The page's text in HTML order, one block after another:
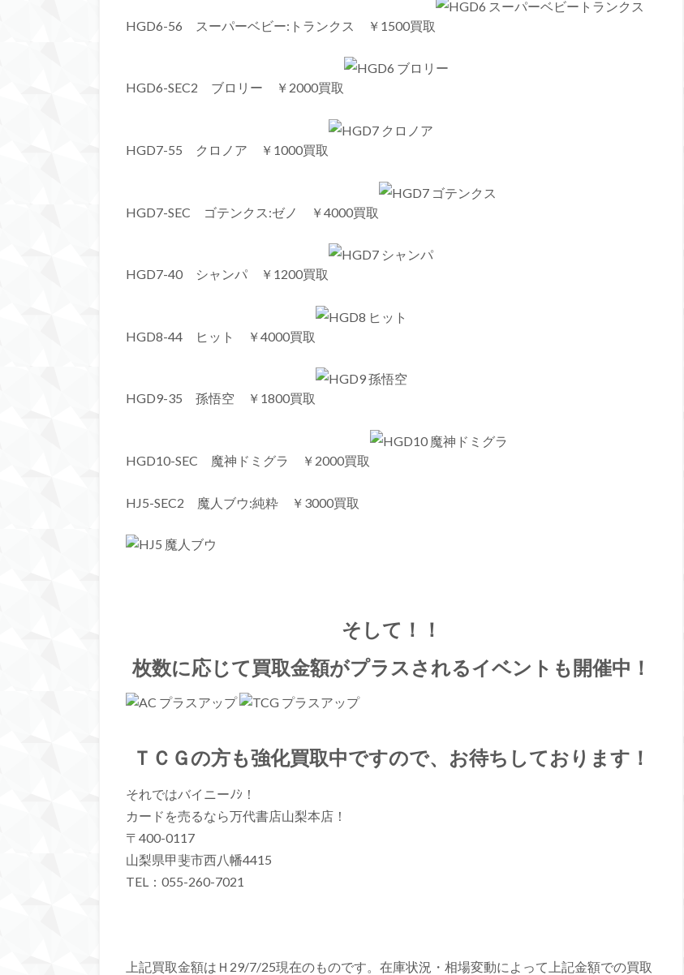
HGD6-56 スーパーベビー:トランクス ￥1500買取
HGD6-SEC2 ブロリー ￥2000買取
HGD7-55 クロノア ￥1000買取
HGD7-SEC ゴテンクス:ゼノ ￥4000買取
HGD7-40 シャンパ ￥1200買取
HGD8-44 ヒット ￥4000買取
HGD9-35 孫悟空 ￥1800買取
HGD10-SEC 魔神ドミグラ ￥2000買取
HJ5-SEC2 魔人ブウ:純粋 ￥3000買取
そして！！
枚数に応じて買取金額がプラスされるイベントも開催中！
ＴＣＧの方も強化買取中ですので、お待ちしております！
それではバイニーﾉｼ！
カードを売るなら万代書店山梨本店！
〒400-0117
山梨県甲斐市西八幡4415
TEL：055-260-7021
上記買取金額はＨ29/7/25現在のものです。在庫状況・相場変動によって上記金額での買取